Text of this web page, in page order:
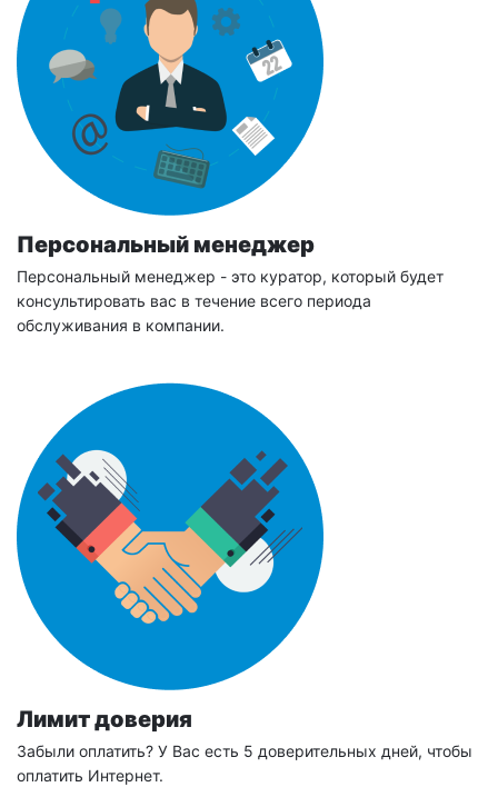
Персональный менеджер
Персональный менеджер - это куратор, который будет
консультировать вас в течение всего периода
обслуживания в компании.
Лимит доверия
Забыли оплатить? У Вас есть 5 доверительных дней, чтобы
оплатить Интернет.